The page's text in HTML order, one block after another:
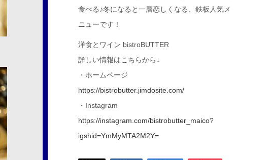
食べる♪冬になると一層恋しくなる、鉄板人気メ
ニューです！
洋食とワイン bistroBUTTER
詳しい情報はこちらから↓
・ホームページ
https://bistrobutter.jimdosite.com/
・Instagram
https://instagram.com/bistrobutter_maico?
igshid=YmMyMTA2M2Y=